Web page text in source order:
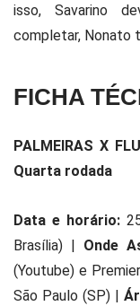
isso, Savarino
completar, Nonato
FICHA
PALMEIRAS X
Quarta rodada
Data e horário:
Brasília) | Onde
(Youtube) e
São Paulo (SP) |